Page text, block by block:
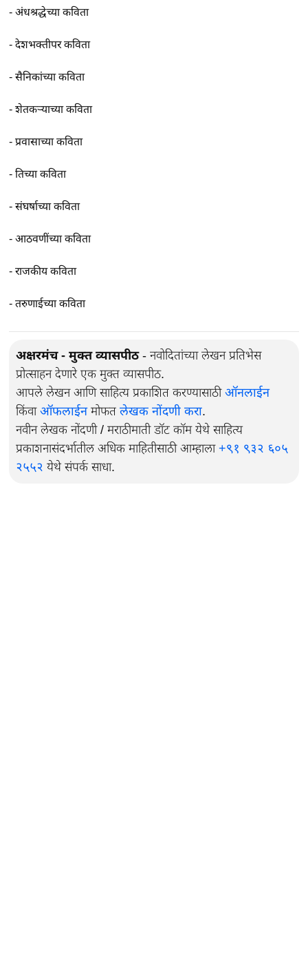
-अंधश्रद्धेच्या कविता
-देशभक्तीपर कविता
-सैनिकांच्या कविता
-शेतकर्‍याच्या कविता
-प्रवासाच्या कविता
-तिच्या कविता
-संघर्षाच्या कविता
-आठवणींच्या कविता
-राजकीय कविता
-तरुणाईच्या कविता
अक्षरमंच - मुक्त व्यासपीठ- नवोदितांच्या लेखन प्रतिभेस
प्रोत्साहन देणारे एक मुक्त व्यासपीठ.
आपले लेखन आणि साहित्य प्रकाशित करण्यासाठीऑनलाईन
किंवाऑफलाईनमोफतलेखक नोंदणी करा.
नवीन लेखक नोंदणी / मराठीमाती डॉट कॉम येथे साहित्य
प्रकाशनासंदर्भातील अधिक माहितीसाठी आम्हाला+९१ ९३२ ६०५
२५५२ येथे संपर्क साधा.